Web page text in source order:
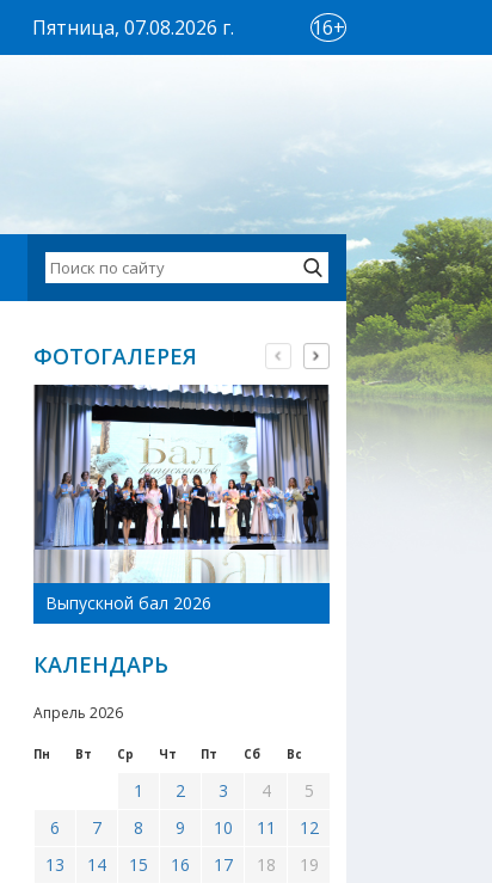
Пятница, 07.08.2026 г. 16+
ФОТОГАЛЕРЕЯ
Выпускной бал 2026
КАЛЕНДАРЬ
Апрель 2026
Пн Вт Ср Чт Пт Сб Вс
1 2 3 4
5
6
7 8 9 10 11
12
13
14 15 16 17 18
19